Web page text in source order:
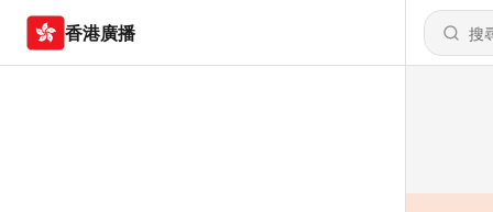
香港廣播